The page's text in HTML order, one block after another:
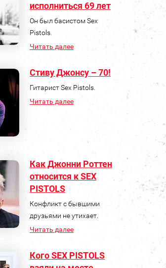
исполниться 69 лет
Он был басистом Sex
Pistols.
Читать далее
Стиву Джонсу – 70!
Гитарист Sex Pistols.
Читать далее
Как Джонни Роттен
относится к SEX
PISTOLS
Конфликт с бывшими
друзьями не утихает.
Читать далее
Кого SEX PISTOLS